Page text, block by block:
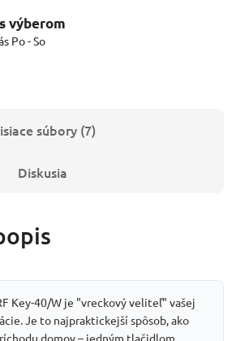
výberom
Po - So
súbory (7)
Diskusia
Key-40/W je "vreckový veliteľ" vašej
Je to najpraktickejší spôsob, ako
domov – jedným tlačidlom